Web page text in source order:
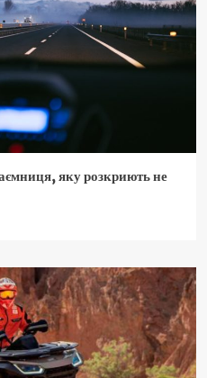
яку розкриють не